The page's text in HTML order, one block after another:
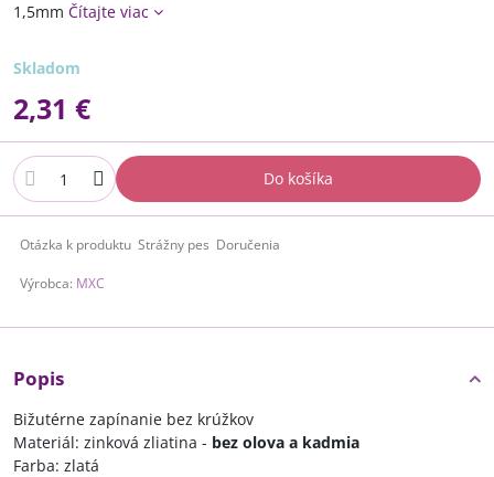
1,5mm Čítajte viac
Skladom
2,31 €
Do košíka
Otázka k produktu Strážny pes Doručenia
Výrobca: MXC
Popis
Bižutérne zapínanie bez krúžkov
Materiál: zinková zliatina - bez olova a kadmia
Farba: zlatá